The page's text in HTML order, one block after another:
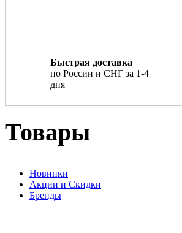
Быстрая доставка
по России и СНГ за 1-4
дня
Товары
Новинки
Акции и Скидки
Бренды